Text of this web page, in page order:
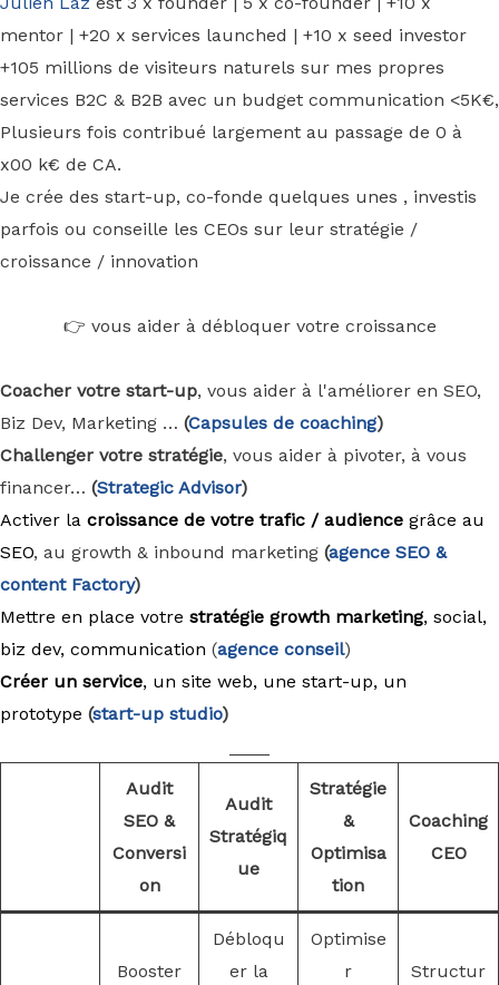
mentor | +20 x services launched | +10 x seed investor
+105 millions de visiteurs naturels sur mes propres
services B2C & B2B avec un budget communication <5K€,
Plusieurs fois contribué largement au passage de 0 à
x00 k€ de CA.
Je crée des start-up, co-fonde quelques unes , investis
parfois ou conseille les CEOs sur leur stratégie /
croissance / innovation
👉 vous aider à débloquer votre croissance
Coacher votre start-up, vous aider à l'améliorer en SEO,
Biz Dev, Marketing … (Capsules de coaching)
Challenger votre stratégie, vous aider à pivoter, à vous
financer… (Strategic Advisor)
Activer la croissance de votre trafic / audience grâce au
SEO, au growth & inbound marketing (agence SEO &
content Factory)
Mettre en place votre stratégie growth marketing, social,
biz dev, communication (agence conseil)
Créer un service, un site web, une start-up, un
prototype (start-up studio)
Audit
SEO &
Conversi
on
Audit
Stratégiq
ue
Stratégie
&
Optimisa
tion
Coaching
CEO
Booster
Débloqu
er la
Optimise
r
Structur